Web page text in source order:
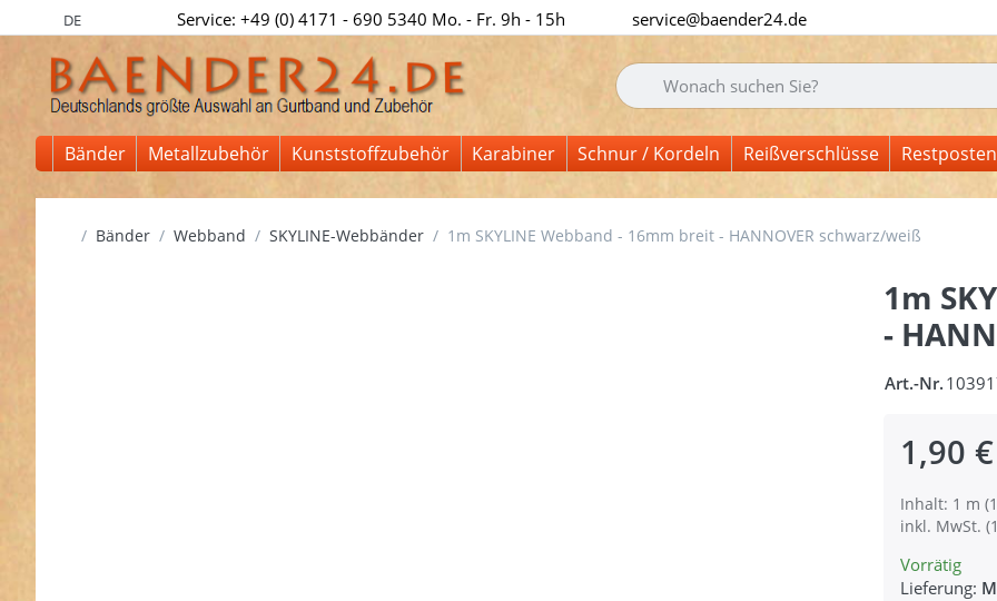
DE Service: +49 (0) 4171 - 690 5340 Mo. - Fr. 9h - 15h service@baender24.de
Geben Sie einen Suchbegriff ein. Während Sie
Bänder Metallzubehör Kunststoffzubehör Karabiner Schnur / Kordeln Reißverschlüsse Restposten
Startseite
Bänder Webband SKYLINE-Webbänder 1m SKYLINE Webband - 16mm breit - HANNOVER schwarz/weiß
1m
-
Art.-Nr.
1,90 €
Inhalt: 1 m
inkl. MwSt.
Vorrätig
Lieferung: